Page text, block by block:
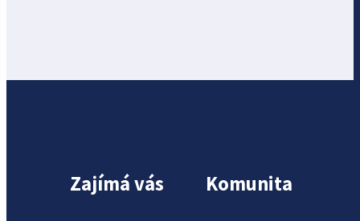
Zajímá vás Komunita